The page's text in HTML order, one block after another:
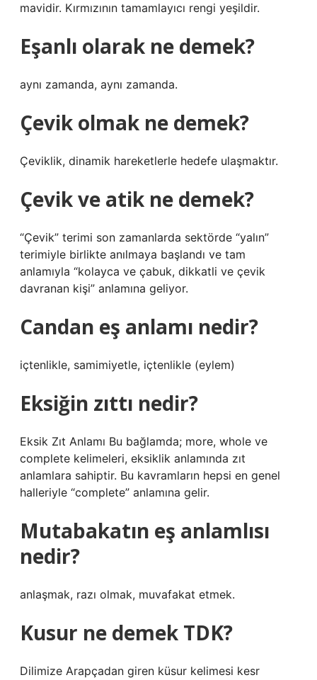
mavidir. Kırmızının tamamlayıcı rengi yeşildir.
Eşanlı olarak ne demek?
aynı zamanda, aynı zamanda.
Çevik olmak ne demek?
Çeviklik, dinamik hareketlerle hedefe ulaşmaktır.
Çevik ve atik ne demek?
“Çevik” terimi son zamanlarda sektörde “yalın”
terimiyle birlikte anılmaya başlandı ve tam
anlamıyla “kolayca ve çabuk, dikkatli ve çevik
davranan kişi” anlamına geliyor.
Candan eş anlamı nedir?
içtenlikle, samimiyetle, içtenlikle (eylem)
Eksiğin zıttı nedir?
Eksik Zıt Anlamı Bu bağlamda; more, whole ve
complete kelimeleri, eksiklik anlamında zıt
anlamlara sahiptir. Bu kavramların hepsi en genel
halleriyle “complete” anlamına gelir.
Mutabakatın eş anlamlısı
nedir?
anlaşmak, razı olmak, muvafakat etmek.
Kusur ne demek TDK?
Dilimize Arapçadan giren küsur kelimesi kesr